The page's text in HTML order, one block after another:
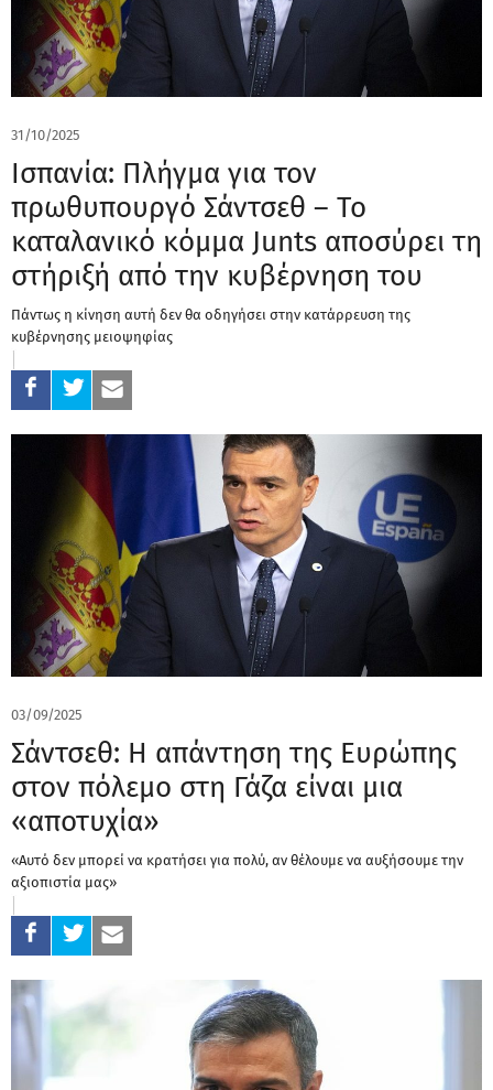
31/10/2025
Ισπανία: Πλήγμα για τον
πρωθυπουργό Σάντσεθ – Το
καταλανικό κόμμα Junts αποσύρει τη
στήριξή από την κυβέρνηση του
Πάντως η κίνηση αυτή δεν θα οδηγήσει στην κατάρρευση της
κυβέρνησης μειοψηφίας
03/09/2025
Σάντσεθ: Η απάντηση της Ευρώπης
στον πόλεμο στη Γάζα είναι μια
«αποτυχία»
«Αυτό δεν μπορεί να κρατήσει για πολύ, αν θέλουμε να αυξήσουμε την
αξιοπιστία μας»